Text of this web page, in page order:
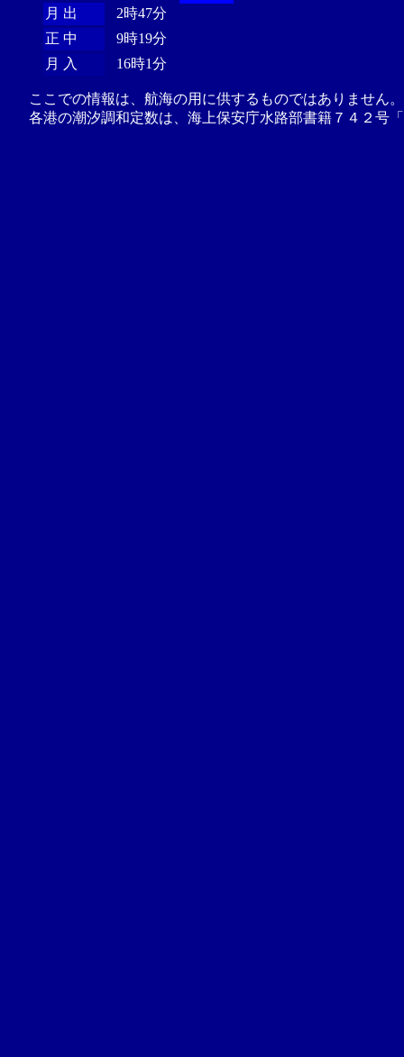
月 出
2時47分
正 中
9時19分
月 入
16時1分
ここでの情報は、航海の用に供するものではありません
各港の潮汐調和定数は、海上保安庁水路部書籍７４２号